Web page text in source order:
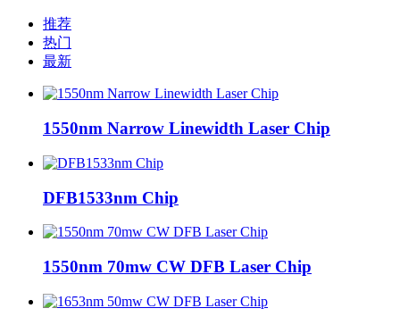
推荐
热门
最新
1550nm Narrow Linewidth Laser Chip
DFB1533nm Chip
1550nm 70mw CW DFB Laser Chip